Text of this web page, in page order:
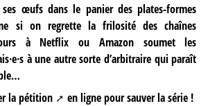
œufs dans le panier des plates-formes
si on regrette la frilosité des chaînes
à Netflix ou Amazon soumet les
à une autre sorte d’arbitraire qui paraît
lapétition
en ligne pour sauver la série !